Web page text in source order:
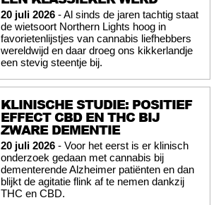
20 juli 2026 - Al sinds de jaren tachtig staat
de wietsoort Northern Lights hoog in
favorietenlijstjes van cannabis liefhebbers
wereldwijd en daar droeg ons kikkerlandje
een stevig steentje bij.
KLINISCHE STUDIE: POSITIEF
EFFECT CBD EN THC BIJ
ZWARE DEMENTIE
20 juli 2026 - Voor het eerst is er klinisch
onderzoek gedaan met cannabis bij
dementerende Alzheimer patiënten en dan
blijkt de agitatie flink af te nemen dankzij
THC en CBD.